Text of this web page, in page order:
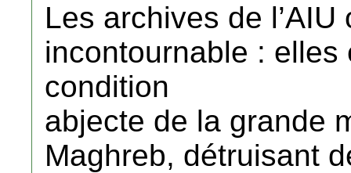
Les archives de
incontournable : elles
condition
abjecte de la grande
Maghreb, détruisant